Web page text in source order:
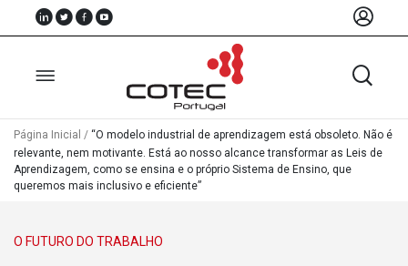
Sobre
Associados
Página Inicial / “O modelo industrial de aprendizagem está obsoleto. Não é
relevante, nem motivante. Está ao nosso alcance transformar as Leis de
Aprendizagem, como se ensina e o próprio Sistema de Ensino, que
queremos mais inclusivo e eficiente”
O FUTURO DO TRABALHO